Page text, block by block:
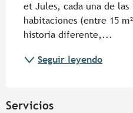
et Jules, cada una de las
habitaciones (entre 15
historia diferente,...
Seguir leyendo
Servicios